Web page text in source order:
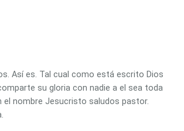
Así es. Tal cual como está escrito Dios
su gloria con nadie a el sea toda
el nombre Jesucristo saludos pastor.